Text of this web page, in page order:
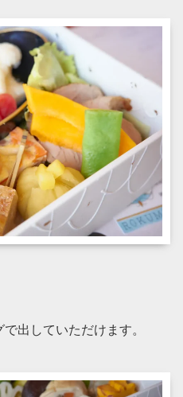
出していただけます。